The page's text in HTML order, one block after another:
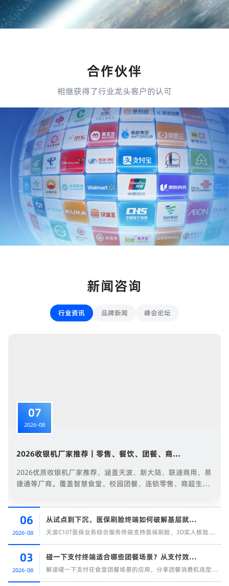
合作伙伴
相继获得了行业龙头客户的认可
新闻咨询
行业资讯 品牌新闻 峰会论坛
07
2026-08
2026收银机厂家推荐｜零售、餐饮、团餐、商...
2026优质收银机厂家推荐，涵盖天波、新大陆、联迪商用、易
捷通等厂商。覆盖智慧食堂、校园团餐、连锁零售、商超生
06
2026-08
从试点到下沉，医保刷脸终端如何破解基层就...
天波C10T医保业务综合服务终端支持医保刷脸，3D实人核验防范冒名骗保，适配村卫生室、...
03
2026-08
碰一下支付终端适合哪些团餐场景？从支付效...
解读碰一下支付在食堂团餐场景的应用，分享团餐消费机选型与部署核查要点。